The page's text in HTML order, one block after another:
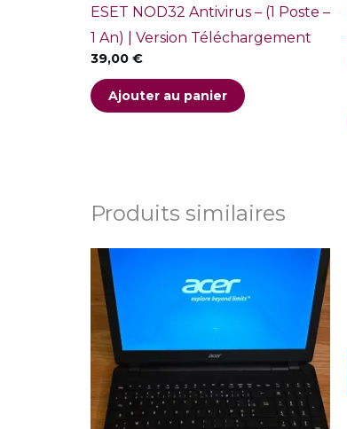
ESET NOD32 Antivirus – (1 Poste –
1 An) | Version Téléchargement
39,00 €
Ajouter au panier
Produits similaires